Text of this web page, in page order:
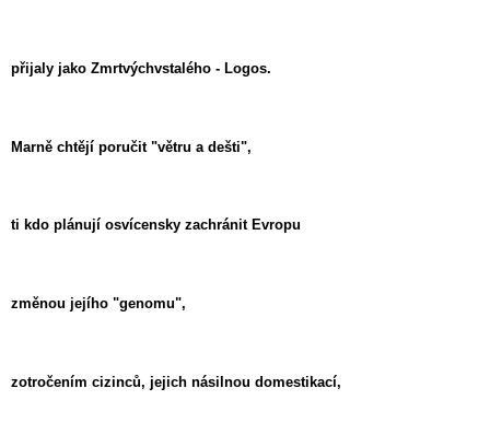
přijaly jako Zmrtvýchvstalého - Logos.
Marně chtějí poručit "větru a dešti",
ti kdo plánují osvícensky zachránit Evropu
změnou jejího "genomu",
zotročením cizinců, jejich násilnou domestikací,